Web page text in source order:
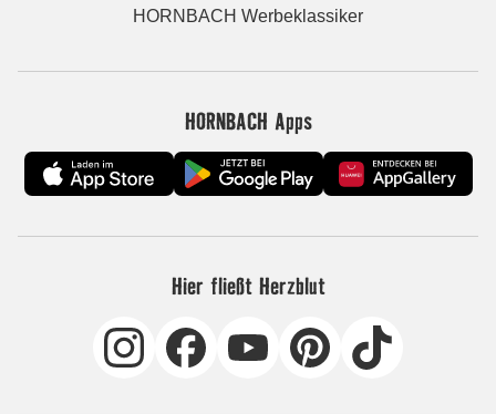
HORNBACH Werbeklassiker
HORNBACH Apps
Hier fließt Herzblut